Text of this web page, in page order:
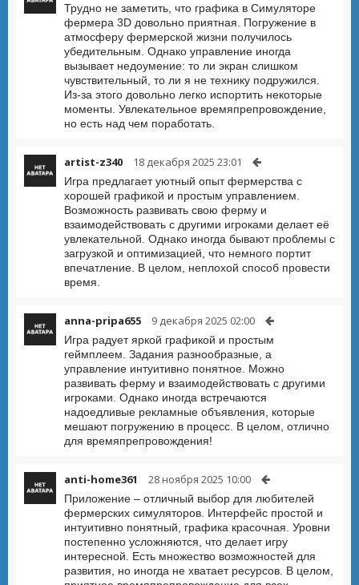
Трудно не заметить, что графика в Симуляторе
фермера 3D довольно приятная. Погружение в
атмосферу фермерской жизни получилось
убедительным. Однако управление иногда
вызывает недоумение: то ли экран слишком
чувствительный, то ли я не технику подружился.
Из-за этого довольно легко испортить некоторые
моменты. Увлекательное времяпрепровождение,
но есть над чем поработать.
artist-z340 18 декабря 2025 23:01
Игра предлагает уютный опыт фермерства с
хорошей графикой и простым управлением.
Возможность развивать свою ферму и
взаимодействовать с другими игроками делает её
увлекательной. Однако иногда бывают проблемы с
загрузкой и оптимизацией, что немного портит
впечатление. В целом, неплохой способ провести
время.
anna-pripa655 9 декабря 2025 02:00
Игра радует яркой графикой и простым
геймплеем. Задания разнообразные, а
управление интуитивно понятное. Можно
развивать ферму и взаимодействовать с другими
игроками. Однако иногда встречаются
надоедливые рекламные объявления, которые
мешают погружению в процесс. В целом, отлично
для времяпрепровождения!
anti-home361 28 ноября 2025 10:00
Приложение – отличный выбор для любителей
фермерских симуляторов. Интерфейс простой и
интуитивно понятный, графика красочная. Уровни
постепенно усложняются, что делает игру
интересной. Есть множество возможностей для
развития, но иногда не хватает ресурсов. В целом,